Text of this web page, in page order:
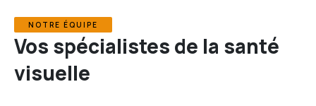
NOTRE ÉQUIPE
Vos spécialistes de la santé
visuelle